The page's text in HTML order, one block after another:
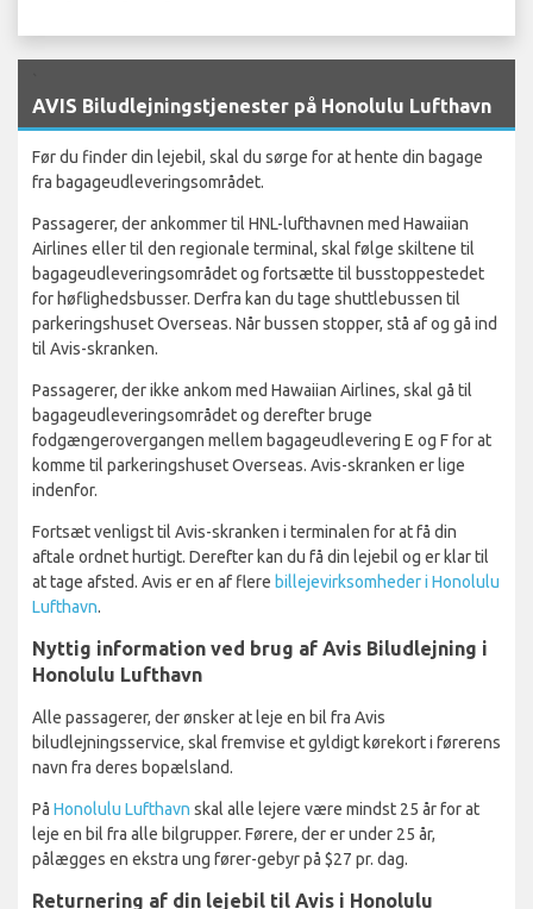
AVIS Biludlejningstjenester på Honolulu Lufthavn
Før du finder din lejebil, skal du sørge for at hente din bagage
fra bagageudleveringsområdet.
Passagerer, der ankommer til HNL-lufthavnen med Hawaiian
Airlines eller til den regionale terminal, skal følge skiltene til
bagageudleveringsområdet og fortsætte til busstoppestedet
for høflighedsbusser. Derfra kan du tage shuttlebussen til
parkeringshuset Overseas. Når bussen stopper, stå af og gå ind
til Avis-skranken.
Passagerer, der ikke ankom med Hawaiian Airlines, skal gå til
bagageudleveringsområdet og derefter bruge
fodgængerovergangen mellem bagageudlevering E og F for at
komme til parkeringshuset Overseas. Avis-skranken er lige
indenfor.
Fortsæt venligst til Avis-skranken i terminalen for at få din
aftale ordnet hurtigt. Derefter kan du få din lejebil og er klar til
at tage afsted. Avis er en af ​​flere billejevirksomheder i Honolulu
Lufthavn.
Nyttig information ved brug af Avis Biludlejning i
Honolulu Lufthavn
Alle passagerer, der ønsker at leje en bil fra Avis
biludlejningsservice, skal fremvise et gyldigt kørekort i førerens
navn fra deres bopælsland.
På Honolulu Lufthavn skal alle lejere være mindst 25 år for at
leje en bil fra alle bilgrupper. Førere, der er under 25 år,
pålægges en ekstra ung fører-gebyr på $27 pr. dag.
Returnering af din lejebil til Avis i Honolulu